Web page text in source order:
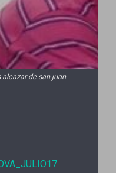
de san juan